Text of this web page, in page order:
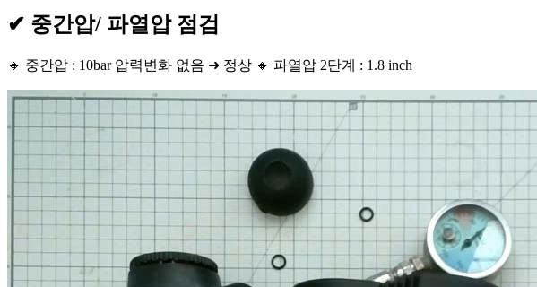
✔ 중간압/ 파열압 점검
🔸 중간압 : 10bar 압력변화 없음 ➜ 정상 🔸 파열압 2단계 : 1.8 inch